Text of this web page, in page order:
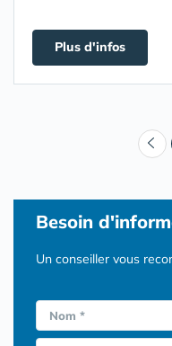
Plus d'infos
Besoin
Un conseiller vous
Nom *